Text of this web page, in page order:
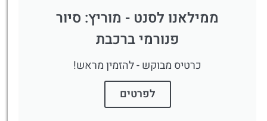
ממילאנו לסנט - מוריץ: סיור
פנורמי ברכבת
כרטיס מבוקש - להזמין מראש!
לפרטים